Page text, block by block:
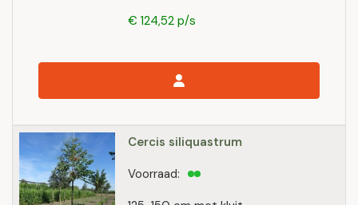
€ 124,52 p/s
Cercis siliquastrum
Voorraad: